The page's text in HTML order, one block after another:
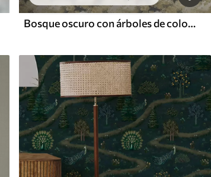
Bosque oscuro con árboles de colores cálidos